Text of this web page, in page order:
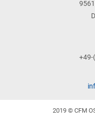
+49-
2019 © CFM